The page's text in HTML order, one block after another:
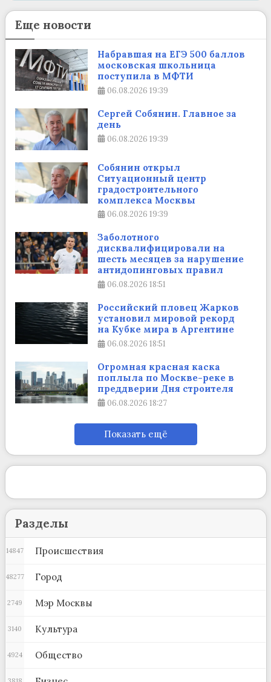
Еще новости
Набравшая на ЕГЭ 500 баллов
московская школьница
поступила в МФТИ
06.08.2026 19:39
Сергей Собянин. Главное за
день
06.08.2026 19:39
Собянин открыл
Ситуационный центр
градостроительного
комплекса Москвы
06.08.2026 19:39
Заболотного
дисквалифицировали на
шесть месяцев за нарушение
антидопинговых правил
06.08.2026 18:51
Российский пловец Жарков
установил мировой рекорд
на Кубке мира в Аргентине
06.08.2026 18:51
Огромная красная каска
поплыла по Москве-реке в
преддверии Дня строителя
06.08.2026 18:27
Показать ещё
Разделы
Происшествия
14847
Город
48277
Мэр Москвы
2749
Культура
3140
Общество
4924